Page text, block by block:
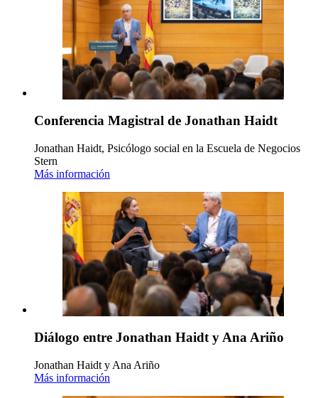
Conferencia Magistral de Jonathan Haidt
Jonathan Haidt, Psicólogo social en la Escuela de Negocios
Stern
Más información
Diálogo entre Jonathan Haidt y Ana Ariño
Jonathan Haidt y Ana Ariño
Más información